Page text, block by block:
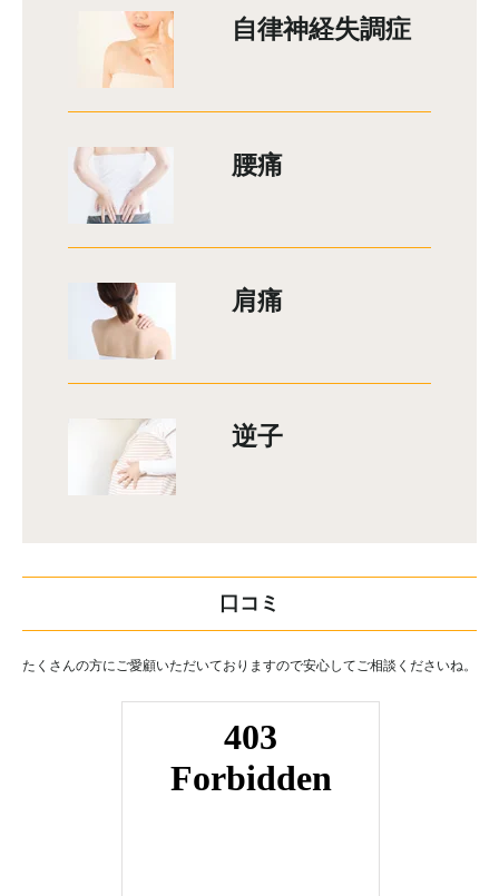
自律神経失調症
腰痛
肩痛
逆子
口コミ
たくさんの方にご愛顧いただいておりますので安心してご相談くださいね。